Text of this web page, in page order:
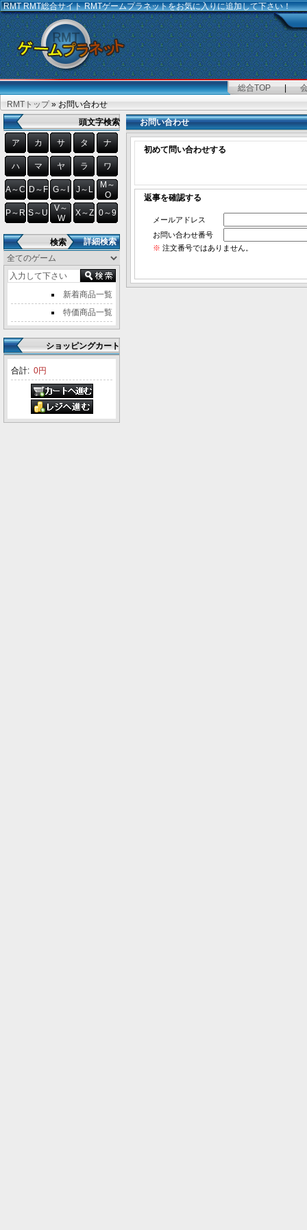
RMTRMT総合サイト RMTゲームプラネットをお気に入りに追加して下さい！
総合TOP |
RMTトップ » お問い合わせ
頭文字検索
ア カ サ タ ナ
ハ マ ヤ ラ ワ
A～C D～F G～I J～L
M～
O
P～R S～U
V～
W
X～Z 0～9
検索 詳細検索
新着商品一覧
特価商品一覧
ショッピングカート
合計: 0円
お問い合わせ
初めて問い合わせする
返事を確認する
メールアドレス
お問い合わせ番号
※ 注文番号ではありません。